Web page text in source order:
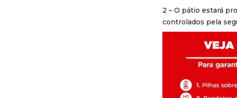
2 – O pátio estará
controlados pela